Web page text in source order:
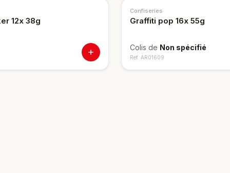
12x 38g
Confiseries
Graffiti pop 16x 55g
Colis de Non spécifié
Ref. AR01609